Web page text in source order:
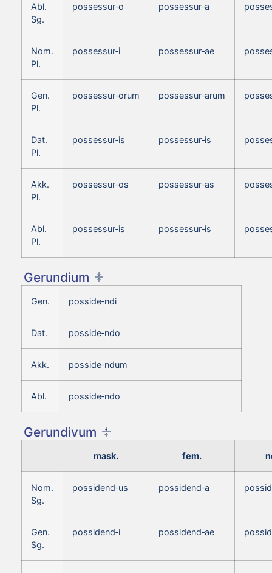
Abl.
Sg.
possessur‑o possessur‑a
Nom.
Pl.
possessur‑i possessur‑ae
Gen.
Pl.
possessur‑orum possessur‑arum
Dat.
Pl.
possessur‑is possessur‑is
Akk.
Pl.
possessur‑os possessur‑as
Abl.
Pl.
possessur‑is possessur‑is
Gerundium
Gen. posside‑ndi
Dat. posside‑ndo
Akk. posside‑ndum
Abl. posside‑ndo
Gerundivum
mask. fem.
Nom.
Sg.
possidend‑us possidend‑a
Gen.
Sg.
possidend‑i possidend‑ae